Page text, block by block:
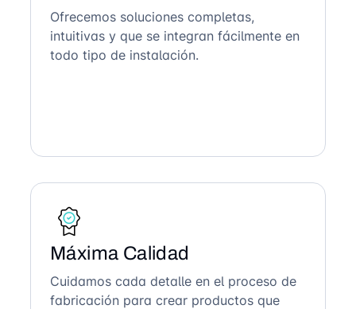
Ofrecemos soluciones completas,
intuitivas y que se integran fácilmente en
todo tipo de instalación.
Máxima Calidad
Cuidamos cada detalle en el proceso de
fabricación para crear productos que